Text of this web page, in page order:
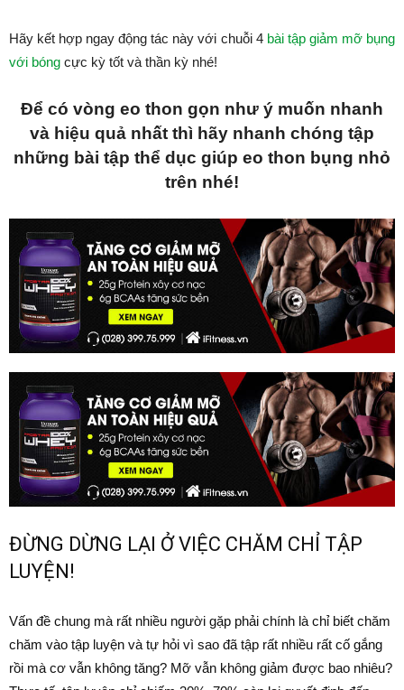
Hãy kết hợp ngay động tác này với chuỗi 4 bài tập giảm mỡ bụng
với bóng cực kỳ tốt và thần kỳ nhé!
Để có vòng eo thon gọn như ý muốn nhanh
và hiệu quả nhất thì hãy nhanh chóng tập
những bài tập thể dục giúp eo thon bụng nhỏ
trên nhé!
ĐỪNG DỪNG LẠI Ở VIỆC CHĂM CHỈ TẬP
LUYỆN!
Vấn đề chung mà rất nhiều người gặp phải chính là chỉ biết chăm
chăm vào tập luyện và tự hỏi vì sao đã tập rất nhiều rất cố gắng
rồi mà cơ vẫn không tăng? Mỡ vẫn không giảm được bao nhiêu?